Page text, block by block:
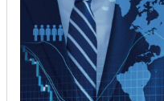
自社事業に最適な進出形態を
自社商材に最適な販売方法を
自社商材の現地でのニーズを